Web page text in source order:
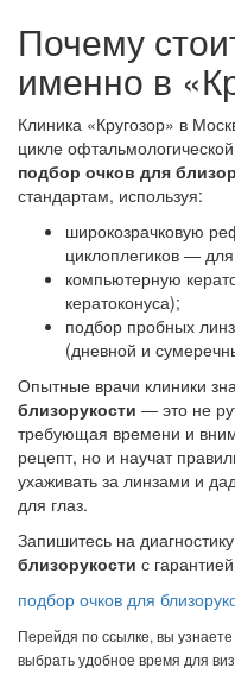
Почему
именно в
Клиника «Кругозор» в
цикле
подбор очков для
стандартам, используя:
широкозрачковую
циклоплегиков —
компьютерную
кератоконуса);
подбор пробных
(дневной и
Опытные врачи клиники
близорукости — это не
требующая времени и
рецепт, но и научат
ухаживать за линзами и
для глаз.
Запишитесь на
близорукости с
подбор очков для
Перейдя по ссылке, вы
выбрать удобное время для